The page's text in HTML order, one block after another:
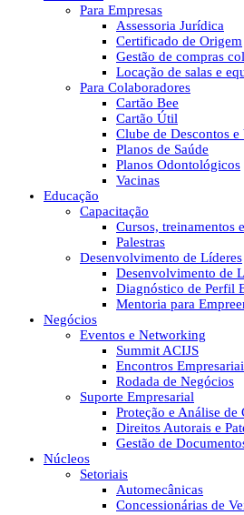
Para Empresas
Assessoria Jurídica
Certificado de Origem
Gestão de compras
Locação de salas e
Para Colaboradores
Cartão Bee
Cartão Útil
Clube de Descontos e
Planos de Saúde
Planos Odontológicos
Vacinas
Educação
Capacitação
Cursos, treinamentos
Palestras
Desenvolvimento de Líderes
Desenvolvimento de
Diagnóstico de Perfil
Mentoria para
Negócios
Eventos e Networking
Summit ACIJS
Encontros
Rodada de Negócios
Suporte Empresarial
Proteção e Análise de
Direitos Autorais e
Gestão de
Núcleos
Setoriais
Automecânicas
Concessionárias de